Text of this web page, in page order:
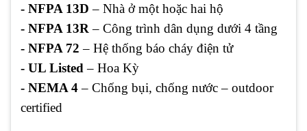
- NFPA 13D – Nhà ở một hoặc hai hộ
- NFPA 13R– Công trình dân dụng dưới 4 tầng
- NFPA 72 – Hệ thống báo cháy điện tử
- UL Listed– Hoa Kỳ
- NEMA 4– Chống bụi, chống nước – outdoor
certified